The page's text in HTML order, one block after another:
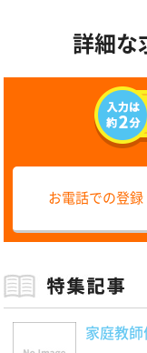
詳細な
お電話での登録
家庭教師